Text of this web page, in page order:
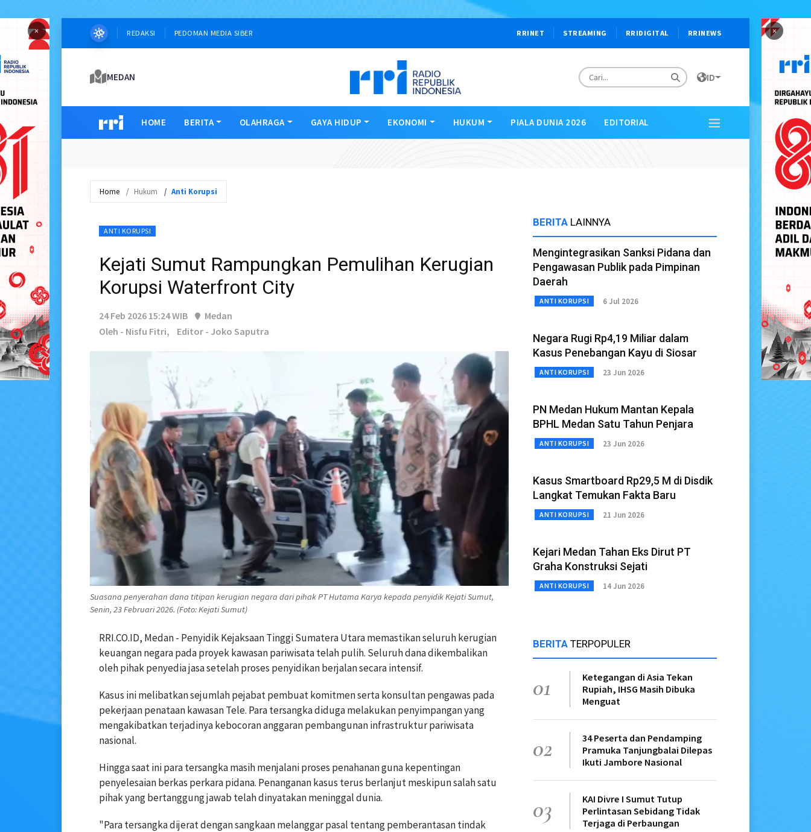
× ×
REDAKSI PEDOMAN MEDIA SIBER RRINET STREAMING RRIDIGITAL RRINEWS
MEDAN ID
HOME BERITA OLAHRAGA GAYA HIDUP EKONOMI HUKUM PIALA DUNIA 2026 EDITORIAL
Home Hukum Anti Korupsi
ANTI KORUPSI
Kejati Sumut Rampungkan Pemulihan Kerugian
Korupsi Waterfront City
24 Feb 2026 15:24 WIB
Medan
Oleh - Nisfu Fitri,
Editor - Joko Saputra
Suasana penyerahan dana titipan kerugian negara dari pihak PT Hutama Karya kepada penyidik Kejati Sumut,
Senin, 23 Februari 2026. (Foto: Kejati Sumut)
RRI.CO.ID, Medan - Penyidik Kejaksaan Tinggi Sumatera Utara memastikan seluruh kerugian
keuangan negara pada proyek kawasan pariwisata telah pulih. Seluruh dana dikembalikan
oleh pihak penyedia jasa setelah proses penyidikan berjalan secara intensif.
Kasus ini melibatkan sejumlah pejabat pembuat komitmen serta konsultan pengawas pada
pekerjaan penataan kawasan Tele. Para tersangka diduga melakukan penyimpangan yang
mengakibatkan terjadinya kebocoran anggaran pembangunan infrastruktur pariwisata
nasional.
Hingga saat ini para tersangka masih menjalani proses penahanan guna kepentingan
penyelesaian berkas perkara pidana. Penanganan kasus terus berlanjut meskipun salah satu
pihak yang bertanggung jawab telah dinyatakan meninggal dunia.
"Para tersangka dijerat dengan sangkaan melanggar pasal tentang pemberantasan tindak
BERITA LAINNYA
Mengintegrasikan Sanksi Pidana dan
Pengawasan Publik pada Pimpinan
Daerah
ANTI KORUPSI 6 Jul 2026
Negara Rugi Rp4,19 Miliar dalam
Kasus Penebangan Kayu di Siosar
ANTI KORUPSI 23 Jun 2026
PN Medan Hukum Mantan Kepala
BPHL Medan Satu Tahun Penjara
ANTI KORUPSI 23 Jun 2026
Kasus Smartboard Rp29,5 M di Disdik
Langkat Temukan Fakta Baru
ANTI KORUPSI 21 Jun 2026
Kejari Medan Tahan Eks Dirut PT
Graha Konstruksi Sejati
ANTI KORUPSI 14 Jun 2026
BERITA TERPOPULER
01
Ketegangan di Asia Tekan
Rupiah, IHSG Masih Dibuka
Menguat
02
34 Peserta dan Pendamping
Pramuka Tanjungbalai Dilepas
Ikuti Jambore Nasional
03
KAI Divre I Sumut Tutup
Perlintasan Sebidang Tidak
Terjaga di Perbaungan